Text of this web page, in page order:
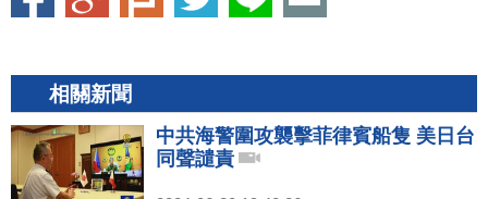
相關新聞
中共海警圍攻襲擊菲律賓船隻 美日台
同聲譴責